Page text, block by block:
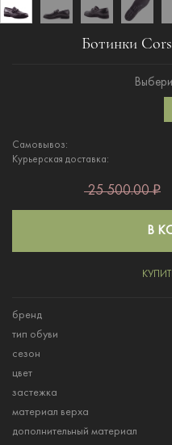
Ботинки
Самовывоз:
Курьерская доставка:
25 500.00 ₽
В
бренд
тип обуви
сезон
цвет
застежка
материал верха
дополнительный материал